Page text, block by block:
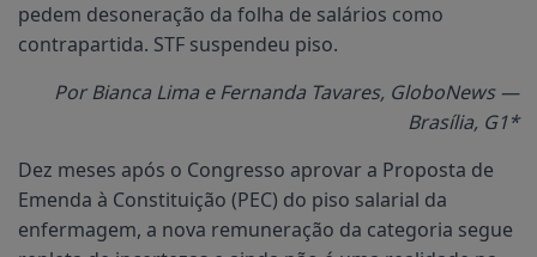
pedem desoneração da folha de salários como
contrapartida. STF suspendeu piso.
Por Bianca Lima e Fernanda Tavares, GloboNews —
Brasília, G1*
Dez meses após o Congresso aprovar a Proposta de
Emenda à Constituição (PEC) do piso salarial da
enfermagem, a nova remuneração da categoria segue